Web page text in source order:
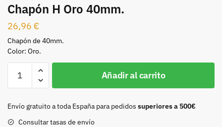
Chapón H Oro 40mm.
26,96 €
Chapón de 40mm.
Color: Oro.
40mm.
Añadir al carrito
Envío gratuito a toda España para pedidos superiores a 500€
Consultar tasas de envío